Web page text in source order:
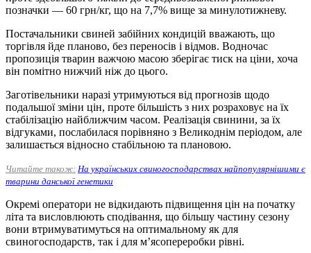
позначки — 60 грн/кг, що на 7,7% вище за минулотижневу.
Постачальники свиней забійних кондицій вважають, що
торгівля йде планово, без переносів і відмов. Водночас
пропозиція тварин важчою масою зберігає тиск на ціни, хоча
він помітно нижчий ніж до цього.
Заготівельники наразі утримуються від прогнозів щодо
подальшої зміни цін, проте більшість з них розраховує на їх
стабілізацію найближчим часом. Реалізація свинини, за їх
відгуками, послабилася порівняно з Великоднім періодом, але
залишається відносно стабільною та плановою.
Читайте також: На українських свиногосподарствах найпопулярнішими є
тварини данської генетики
Окремі оператори не відкидають підвищення цін на початку
літа та висловлюють сподівання, що більшу частину сезону
вони втримуватимуться на оптимальному як для
свиногосподарств, так і для м’ясопереробки рівні.